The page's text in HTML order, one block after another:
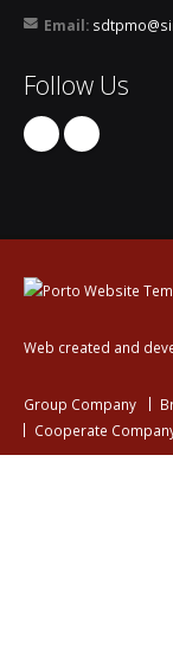
Email:
Follow Us
Web created and
Group Company
Cooperate